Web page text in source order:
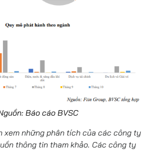
Báo cáo BVSC
xem những phân tích của các công ty
thông tin tham khảo. Các công ty